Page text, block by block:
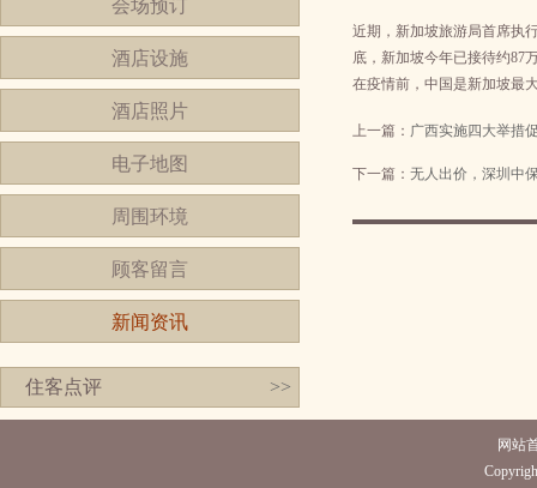
会场预订
酒店设施
酒店照片
电子地图
周围环境
顾客留言
新闻资讯
住客点评 >>
近期，新加坡旅游局首席执
底，新加坡今年已接待约87
在疫情前，中国是新加坡最
上一篇： 广西实施四大举措
下一篇： 无人出价，深圳中
网站